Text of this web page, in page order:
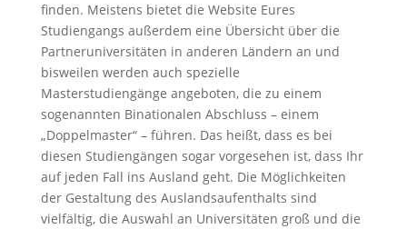
finden. Meistens bietet die Website Eures
Studiengangs außerdem eine Übersicht über die
Partneruniversitäten in anderen Ländern an und
bisweilen werden auch spezielle
Masterstudiengänge angeboten, die zu einem
sogenannten Binationalen Abschluss – einem
„Doppelmaster“ – führen. Das heißt, dass es bei
diesen Studiengängen sogar vorgesehen ist, dass Ihr
auf jeden Fall ins Ausland geht. Die Möglichkeiten
der Gestaltung des Auslandsaufenthalts sind
vielfältig, die Auswahl an Universitäten groß und die